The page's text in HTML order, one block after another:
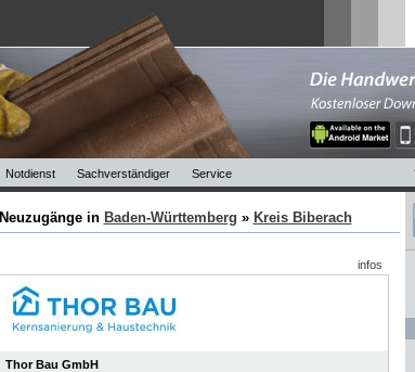
Notdienst Sachverständiger Service
Neuzugänge in Baden-Württemberg » Kreis Biberach
infos
Thor Bau GmbH